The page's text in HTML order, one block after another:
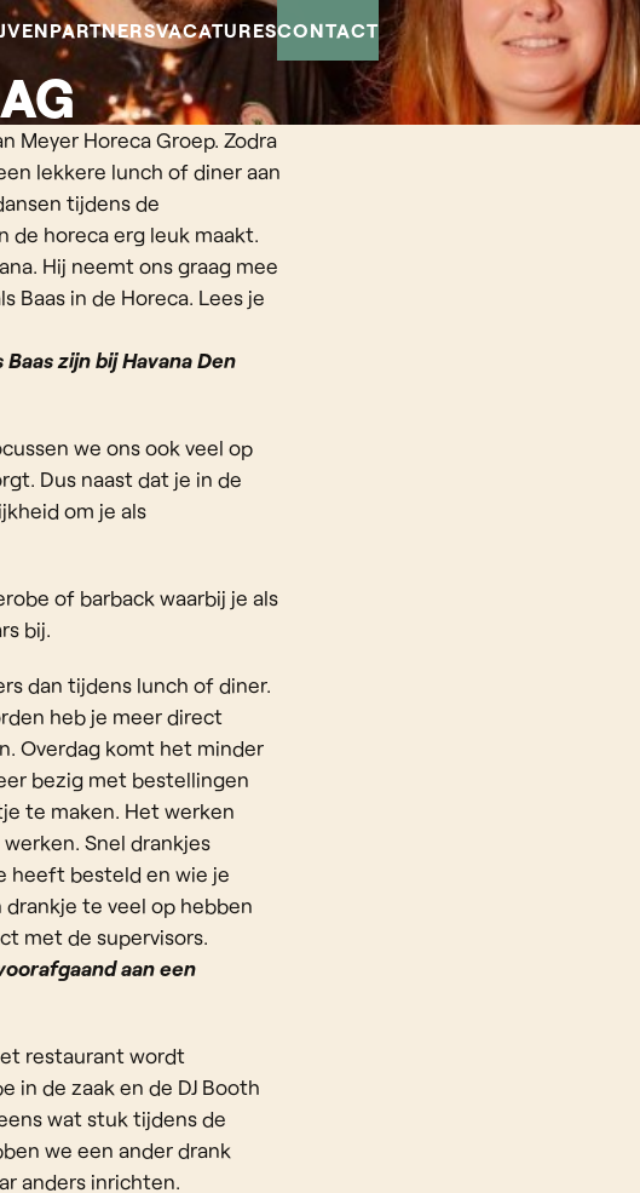
PARTNERSVACATURESCONTACT
Meyer Horeca Groep. Zodra
lekkere lunch of diner aan
tijdens de
de horeca erg leuk maakt.
Hij neemt ons graag mee
Baas in de Horeca. Lees je
zijn bij Havana Den
we ons ook veel op
Dus naast dat je in de
om je als
of barback waarbij je als
bij.
dan tijdens lunch of diner.
heb je meer direct
Overdag komt het minder
bezig met bestellingen
te maken. Het werken
Snel drankjes
heeft besteld en wie je
te veel op hebben
met de supervisors.
aan een
restaurant wordt
in de zaak en de DJ Booth
wat stuk tijdens de
we een ander drank
anders inrichten.